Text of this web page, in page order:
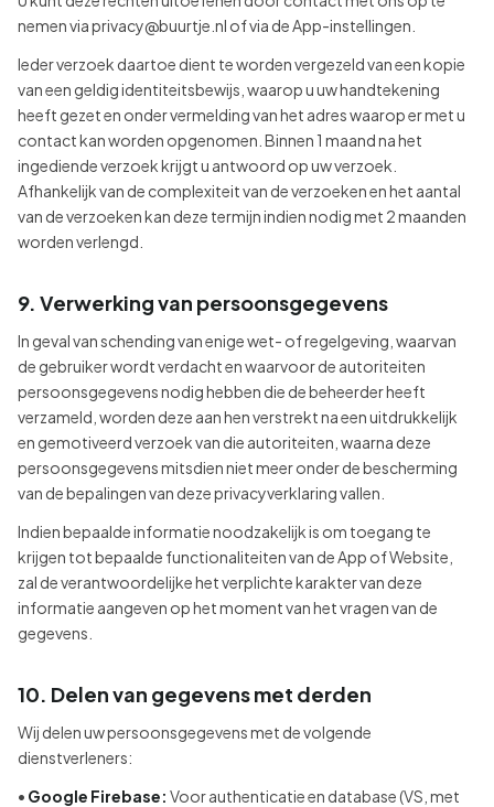
nemen via privacy@buurtje.nl of via de App-instellingen.
Ieder verzoek daartoe dient te worden vergezeld van een kopie
van een geldig identiteitsbewijs, waarop u uw handtekening
heeft gezet en onder vermelding van het adres waarop er met u
contact kan worden opgenomen. Binnen 1 maand na het
ingediende verzoek krijgt u antwoord op uw verzoek.
Afhankelijk van de complexiteit van de verzoeken en het aantal
van de verzoeken kan deze termijn indien nodig met 2 maanden
worden verlengd.
9. Verwerking van persoonsgegevens
In geval van schending van enige wet- of regelgeving, waarvan
de gebruiker wordt verdacht en waarvoor de autoriteiten
persoonsgegevens nodig hebben die de beheerder heeft
verzameld, worden deze aan hen verstrekt na een uitdrukkelijk
en gemotiveerd verzoek van die autoriteiten, waarna deze
persoonsgegevens mitsdien niet meer onder de bescherming
van de bepalingen van deze privacyverklaring vallen.
Indien bepaalde informatie noodzakelijk is om toegang te
krijgen tot bepaalde functionaliteiten van de App of Website,
zal de verantwoordelijke het verplichte karakter van deze
informatie aangeven op het moment van het vragen van de
gegevens.
10. Delen van gegevens met derden
Wij delen uw persoonsgegevens met de volgende
dienstverleners:
• Google Firebase: Voor authenticatie en database (VS, met